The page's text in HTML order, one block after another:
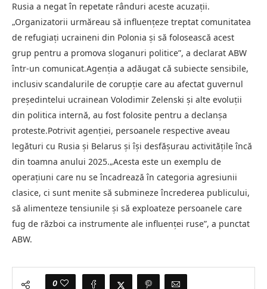
Rusia a negat în repetate rânduri aceste acuzaţii.
„Organizatorii urmăreau să influenţeze treptat comunitatea
de refugiaţi ucraineni din Polonia şi să folosească acest
grup pentru a promova sloganuri politice”, a declarat ABW
într-un comunicat.Agenţia a adăugat că subiecte sensibile,
inclusiv scandalurile de corupţie care au afectat guvernul
preşedintelui ucrainean Volodimir Zelenski şi alte evoluţii
din politica internă, au fost folosite pentru a declanşa
proteste.Potrivit agenţiei, persoanele respective aveau
legături cu Rusia şi Belarus şi îşi desfăşurau activităţile încă
din toamna anului 2025.„Acesta este un exemplu de
operaţiuni care nu se încadrează în categoria agresiunii
clasice, ci sunt menite să submineze încrederea publicului,
să alimenteze tensiunile şi să exploateze persoanele care
fug de război ca instrumente ale influenţei ruse”, a punctat
ABW.
0